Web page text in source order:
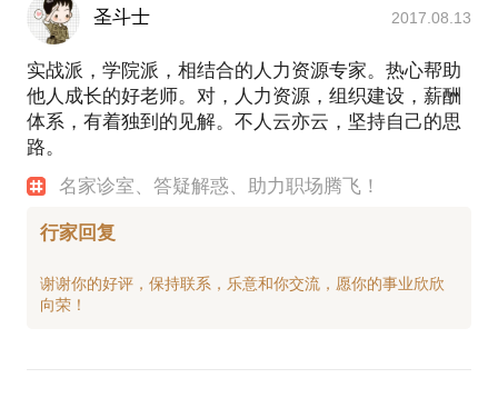
圣斗士 2017.08.13
实战派，学院派，相结合的人力资源专家。热心帮助
他人成长的好老师。对，人力资源，组织建设，薪酬
体系，有着独到的见解。不人云亦云，坚持自己的思
路。
名家诊室、答疑解惑、助力职场腾飞！
行家回复
谢谢你的好评，保持联系，乐意和你交流，愿你的事业欣欣